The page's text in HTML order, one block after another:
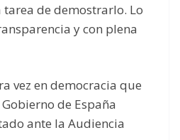
de demostrarlo. Lo
y con plena
vez en democracia que
de España
ante la Audiencia